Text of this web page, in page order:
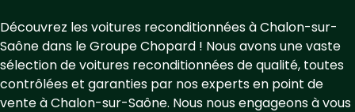
Découvrez les voitures reconditionnées à Chalon-sur-
Saône dans le Groupe Chopard ! Nous avons une vaste
sélection de voitures reconditionnées de qualité, toutes
contrôlées et garanties par nos experts en point de
vente à Chalon-sur-Saône. Nous nous engageons à vous